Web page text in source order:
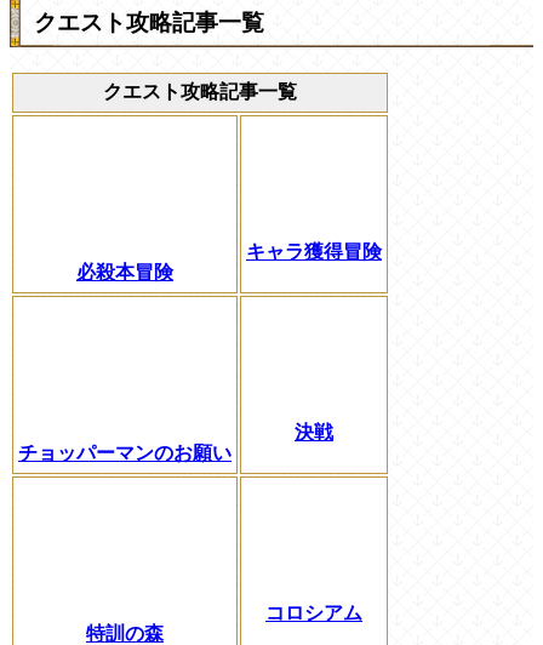
クエスト攻略記事一覧
クエスト攻略記事一覧
必殺本冒険
キャラ獲得冒険
チョッパーマンのお願い
決戦
特訓の森
コロシアム